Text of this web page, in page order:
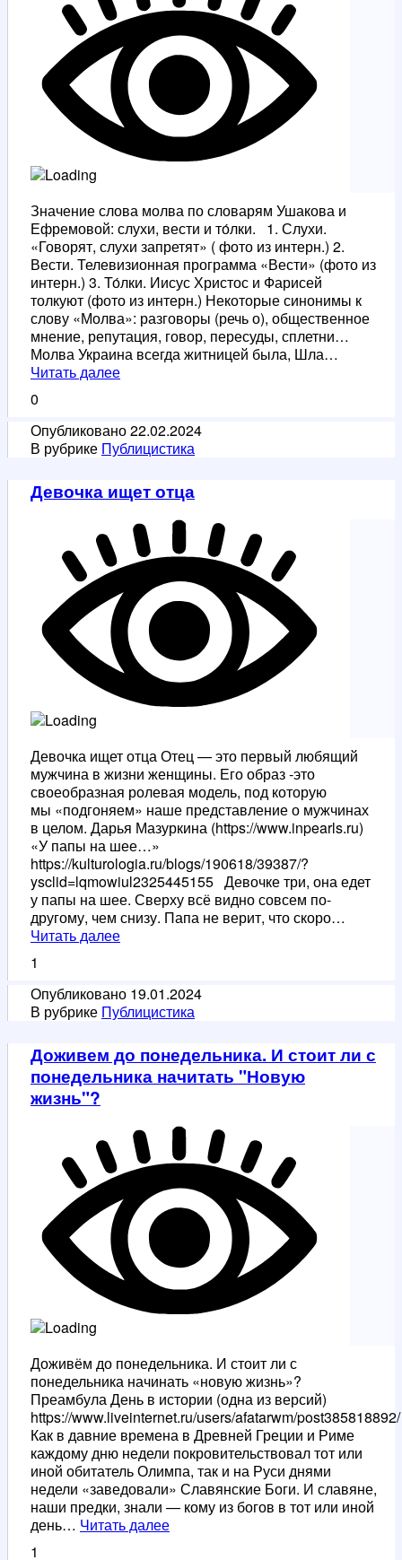
Значение слова молва по словарям Ушакова и
Ефремовой: слухи, вести и то́лки. 1. Слухи.
«Говорят, слухи запретят» ( фото из интерн.) 2.
Вести. Телевизионная программа «Вести» (фото из
интерн.) 3. То́лки. Иисус Христос и Фарисей
толкуют (фото из интерн.) Некоторые синонимы к
слову «Молва»: разговоры (речь о), общественное
мнение, репутация, говор, пересуды, сплетни…
Молва Украина всегда житницей была, Шла…
Читать далееМолва
русское
богатое.
Защитникам
в
ВОВ
посвящается
0
Опубликовано22.02.2024
В рубрике Публицистика
Девочка ищет отца
Девочка ищет отца Отец — это первый любящий
мужчина в жизни женщины. Его образ -это
своеобразная ролевая модель, под которую
мы «подгоняем» наше представление о мужчинах
в целом. Дарья Мазуркина (https://www.inpearls.ru)
«У папы на шее…»
https://kulturologia.ru/blogs/190618/39387/?
ysclid=lqmowiul2325445155 Девочке три, она едет
у папы на шее. Сверху всё видно совсем по-
другому, чем снизу. Папа не верит, что скоро…
Читать далееДевочка
1
Опубликовано 19.01.2024
В рубрике Публицистика
Доживем до понедельника. И стоит ли с
понедельника начитать "Новую
жизнь"?
Доживём до понедельника. И стоит ли с
понедельника начинать «новую жизнь»?
Преамбула День в истории (одна из версий)
https://www.liveinternet.ru/users/afatarwm/post385818892/
Как в давние времена в Древней Греции и Риме
каждому дню недели покровительствовал тот или
иной обитатель Олимпа, так и на Руси днями
недели «заведовали» Славянские Боги. И славяне,
наши предки, знали — кому из богов в тот или иной
день… Читать далееДоживем
1